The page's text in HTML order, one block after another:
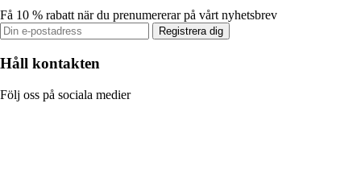
Få 10 % rabatt när du prenumererar på vårt nyhetsbrev
Registrera dig
Håll kontakten
Följ oss på sociala medier